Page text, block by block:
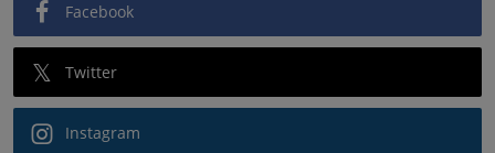
Facebook
Twitter
Instagram